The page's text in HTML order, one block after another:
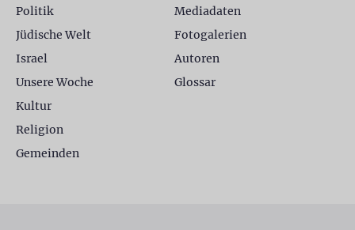
Politik
Jüdische Welt
Israel
Unsere Woche
Kultur
Religion
Gemeinden
Mediadaten
Fotogalerien
Autoren
Glossar